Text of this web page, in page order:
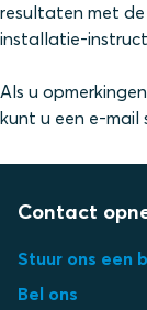
resultaten met
installatie-
Als u
kunt u een e-mail
Contact
Stuur ons een
Bel ons